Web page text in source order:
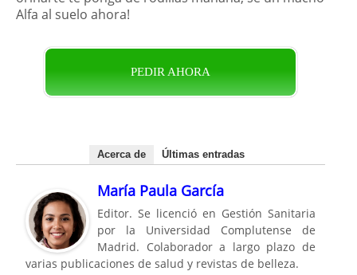
Alfa al suelo ahora!
PEDIR AHORA
Acerca de Últimas entradas
María Paula García
Editor. Se licenció en Gestión Sanitaria
por la Universidad Complutense de
Madrid. Colaborador a largo plazo de
varias publicaciones de salud y revistas de belleza.